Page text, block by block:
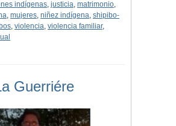
indígenas, justicia, matrimonio,
, mujeres, niñez indígena, shipibo-
, violencia, violencia familiar,
Guerriére